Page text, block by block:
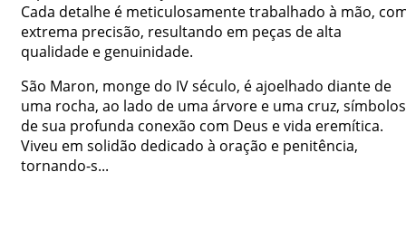
Cada detalhe é meticulosamente trabalhado à mão,
extrema precisão, resultando em peças de alta
qualidade e genuinidade.
São Maron, monge do IV século, é ajoelhado diante de
uma rocha, ao lado de uma árvore e uma cruz, símbolos
de sua profunda conexão com Deus e vida eremítica.
Viveu em solidão dedicado à oração e penitência,
tornando-s...